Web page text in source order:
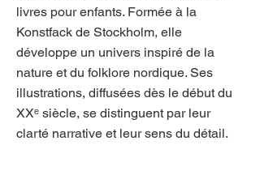
livres pour enfants. Formée à la
Konstfack de Stockholm, elle
développe un univers inspiré de la
nature et du folklore nordique. Ses
illustrations, diffusées dès le début du
XXᵉ siècle, se distinguent par leur
clarté narrative et leur sens du détail.